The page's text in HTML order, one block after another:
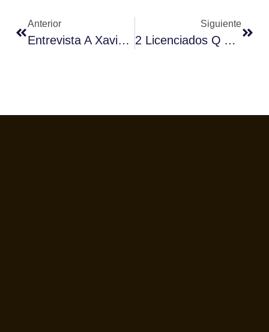
Anterior
Entrevista A Xavier De Erausquin, De BRACAFÉ, Nuevo Presidente Del Gremi De Torradors De Cafè De Catalunya
Siguiente
2 Licenciados Q Arabica En Icona Café